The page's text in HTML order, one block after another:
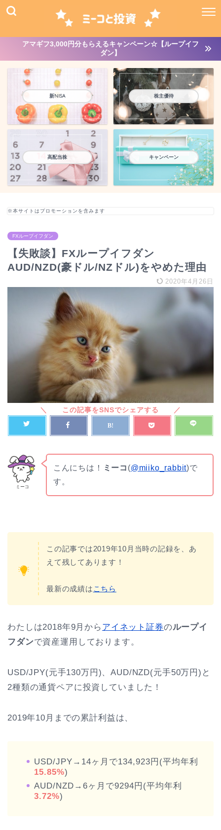
アマギフ3,000円分もらえるキャンペーン☆【ループイフ
ダン】
新NISA 株主優待
高配当株 キャンペーン
※本サイトはプロモーションを含みます
FXループイフダン
【失敗談】FXループイフダン
AUD/NZD(豪ドル/NZドル)をやめた理由
2020年4月26日
ミーコ
こんにちは！ ミーコ (@miiko_rabbit)で
す。
この記事では2019年10月当時の記録を、あ
えて残してあります！
最新の成績は こちら
わたしは2018年9月から アイネット証券のループイ
フダンで資産運用しております。
USD/JPY(元手130万円)、AUD/NZD(元手50万円)と
2種類の通貨ペアに投資していました！
2019年10月までの累計利益は、
USD/JPY→14ヶ月で134,923円(平均年利
15.85%)
AUD/NZD→6ヶ月で9294円(平均年利
3.72%)